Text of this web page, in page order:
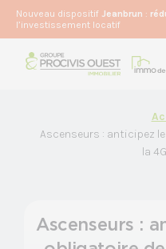
Ascenseurs : anticipez
la
Ascenseurs :
Nouveau dispositif Jeanbrun : r
l’investissement locatif